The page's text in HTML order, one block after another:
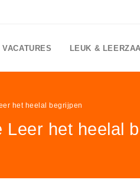
VACATURES LEUK &
het heelal begrijpen
het heelal